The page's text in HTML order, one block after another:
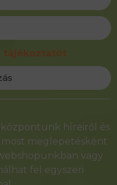
híreiről és
meglepetésként
vagy
fel egyszeri